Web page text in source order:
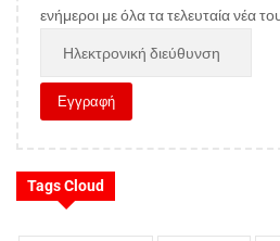
ενήμεροι με όλα τα τελευταία νέα
Tags Cloud